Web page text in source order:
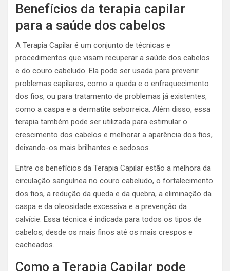
Benefícios da terapia capilar
para a saúde dos cabelos
A Terapia Capilar é um conjunto de técnicas e
procedimentos que visam recuperar a saúde dos cabelos
e do couro cabeludo. Ela pode ser usada para prevenir
problemas capilares, como a queda e o enfraquecimento
dos fios, ou para tratamento de problemas já existentes,
como a caspa e a dermatite seborreica. Além disso, essa
terapia também pode ser utilizada para estimular o
crescimento dos cabelos e melhorar a aparência dos fios,
deixando-os mais brilhantes e sedosos.
Entre os benefícios da Terapia Capilar estão a melhora da
circulação sanguínea no couro cabeludo, o fortalecimento
dos fios, a redução da queda e da quebra, a eliminação da
caspa e da oleosidade excessiva e a prevenção da
calvície. Essa técnica é indicada para todos os tipos de
cabelos, desde os mais finos até os mais crespos e
cacheados.
Como a Terapia Capilar pode